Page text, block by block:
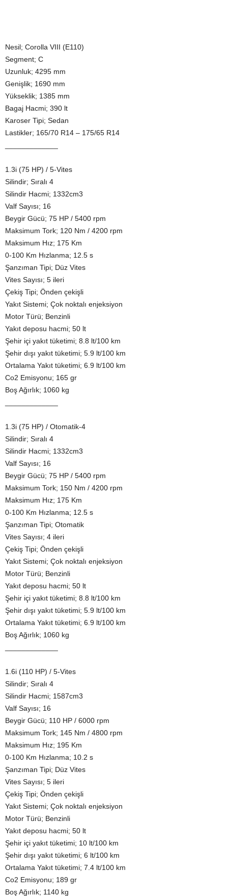
Nesil; Corolla VIII (E110)
Segment; C
Uzunluk; 4295 mm
Genişlik; 1690 mm
Yükseklik; 1385 mm
Bagaj Hacmi; 390 lt
Karoser Tipi; Sedan
Lastikler; 165/70 R14 – 175/65 R14
1.3i (75 HP) / 5-Vites
Silindir; Sıralı 4
Silindir Hacmi; 1332cm3
Valf Sayısı; 16
Beygir Gücü; 75 HP / 5400 rpm
Maksimum Tork; 120 Nm / 4200 rpm
Maksimum Hız; 175 Km
0-100 Km Hızlanma; 12.5 s
Şanzıman Tipi; Düz Vites
Vites Sayısı; 5 ileri
Çekiş Tipi; Önden çekişli
Yakıt Sistemi; Çok noktalı enjeksiyon
Motor Türü; Benzinli
Yakıt deposu hacmi; 50 lt
Şehir içi yakıt tüketimi; 8.8 lt/100 km
Şehir dışı yakıt tüketimi; 5.9 lt/100 km
Ortalama Yakıt tüketimi; 6.9 lt/100 km
Co2 Emisyonu; 165 gr
Boş Ağırlık; 1060 kg
1.3i (75 HP) / Otomatik-4
Silindir; Sıralı 4
Silindir Hacmi; 1332cm3
Valf Sayısı; 16
Beygir Gücü; 75 HP / 5400 rpm
Maksimum Tork; 150 Nm / 4200 rpm
Maksimum Hız; 175 Km
0-100 Km Hızlanma; 12.5 s
Şanzıman Tipi; Otomatik
Vites Sayısı; 4 ileri
Çekiş Tipi; Önden çekişli
Yakıt Sistemi; Çok noktalı enjeksiyon
Motor Türü; Benzinli
Yakıt deposu hacmi; 50 lt
Şehir içi yakıt tüketimi; 8.8 lt/100 km
Şehir dışı yakıt tüketimi; 5.9 lt/100 km
Ortalama Yakıt tüketimi; 6.9 lt/100 km
Boş Ağırlık; 1060 kg
1.6i (110 HP) / 5-Vites
Silindir; Sıralı 4
Silindir Hacmi; 1587cm3
Valf Sayısı; 16
Beygir Gücü; 110 HP / 6000 rpm
Maksimum Tork; 145 Nm / 4800 rpm
Maksimum Hız; 195 Km
0-100 Km Hızlanma; 10.2 s
Şanzıman Tipi; Düz Vites
Vites Sayısı; 5 ileri
Çekiş Tipi; Önden çekişli
Yakıt Sistemi; Çok noktalı enjeksiyon
Motor Türü; Benzinli
Yakıt deposu hacmi; 50 lt
Şehir içi yakıt tüketimi; 10 lt/100 km
Şehir dışı yakıt tüketimi; 6 lt/100 km
Ortalama Yakıt tüketimi; 7.4 lt/100 km
Co2 Emisyonu; 189 gr
Boş Ağırlık; 1140 kg